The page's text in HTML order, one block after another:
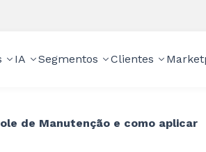
IA Segmentos Clientes
de Manutenção e como aplicar